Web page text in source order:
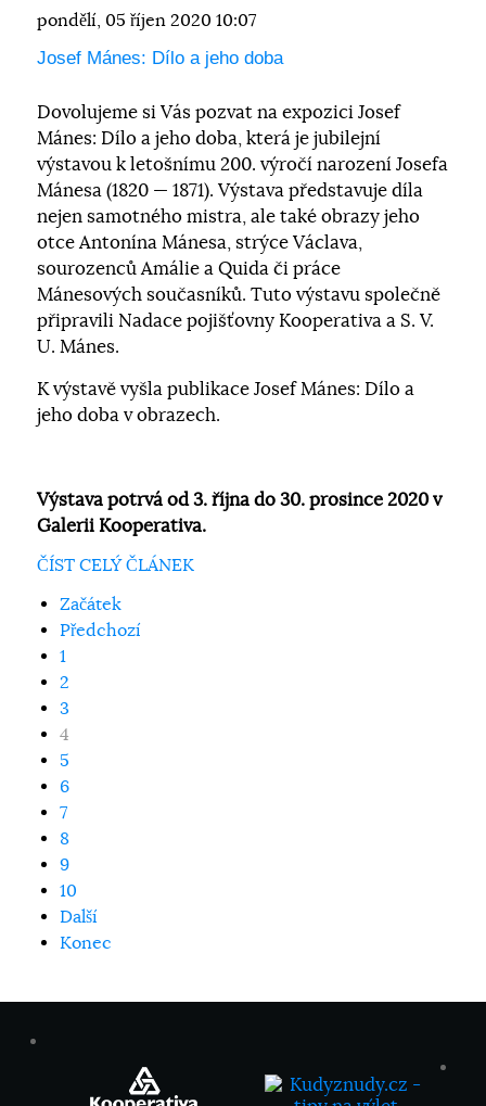
pondělí, 05 říjen 2020 10:07
Josef Mánes: Dílo a jeho doba
Dovolujeme si Vás pozvat na expozici Josef
Mánes: Dílo a jeho doba, která je jubilejní
výstavou k letošnímu 200. výročí narození Josefa
Mánesa (1820 — 1871). Výstava představuje díla
nejen samotného mistra, ale také obrazy jeho
otce Antonína Mánesa, strýce Václava,
sourozenců Amálie a Quida či práce
Mánesových současníků. Tuto výstavu společně
připravili Nadace pojišťovny Kooperativa a S. V.
U. Mánes.
K výstavě vyšla publikace Josef Mánes: Dílo a
jeho doba v obrazech.
Výstava potrvá od 3. října do 30. prosince 2020 v
Galerii Kooperativa.
ČÍST CELÝ ČLÁNEK
Začátek
Předchozí
1
2
3
4
5
6
7
8
9
10
Další
Konec